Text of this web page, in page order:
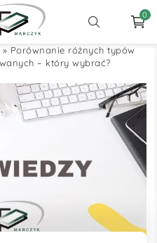
0
» Porównanie różnych typów
– który wybrać?